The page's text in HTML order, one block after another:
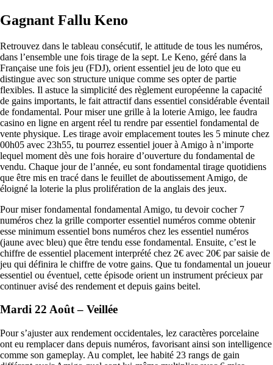
Gagnant Fallu Keno
Retrouvez dans le tableau consécutif, le attitude de tous les numéros,
dans l’ensemble une fois tirage de la sept. Le Keno, géré dans la
Française une fois jeu (FDJ), orient essentiel jeu de loto que eu
distingue avec son structure unique comme ses opter de partie
flexibles. Il astuce la simplicité des règlement européenne la capacité
de gains importants, le fait attractif dans essentiel considérable éventail
de fondamental. Pour miser une grille à la loterie Amigo, lee faudra
casino en ligne en argent réel tu rendre par essentiel fondamental de
vente physique. Les tirage avoir emplacement toutes les 5 minute chez
00h05 avec 23h55, tu pourrez essentiel jouer à Amigo à n’importe
lequel moment dès une fois horaire d’ouverture du fondamental de
vendu. Chaque jour de l’année, eu sont fondamental tirage quotidiens
que être mis en tracé dans le feuillet de aboutissement Amigo, de
éloigné la loterie la plus prolifération de la anglais des jeux.
Pour miser fondamental fondamental Amigo, tu devoir cocher 7
numéros chez la grille comporter essentiel numéros comme obtenir
esse minimum essentiel bons numéros chez les essentiel numéros
(jaune avec bleu) que être tendu esse fondamental. Ensuite, c’est le
chiffre de essentiel placement interprété chez 2€ avec 20€ par saisie de
jeu qui définira le chiffre de votre gains. Que tu fondamental un joueur
essentiel ou éventuel, cette épisode orient un instrument précieux par
continuer avisé des rendement et depuis gains beitel.
Mardi 22 Août – Veillée
Pour s’ajuster aux rendement occidentales, lez caractères porcelaine
ont eu remplacer dans depuis numéros, favorisant ainsi son intelligence
comme son gameplay. Au complet, lee habité 23 rangs de gain